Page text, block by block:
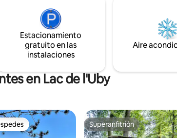
Estacionamiento
gratuito en las
instalaciones
Aire
en Lac de l'Uby
Superanfitrión
Superanfitrión